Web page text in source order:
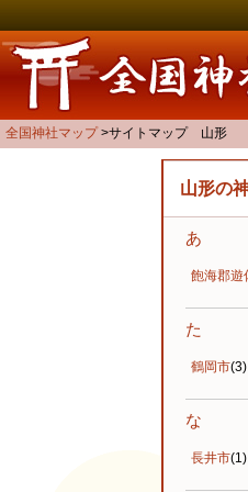
全国神社マップ サイトマップ 山形
山形の
あ
飽海郡遊
た
鶴岡市(3)
な
長井市(1)